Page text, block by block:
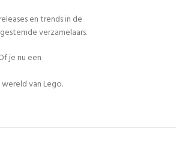
en trends in de
verzamelaars.
je nu een
van Lego.